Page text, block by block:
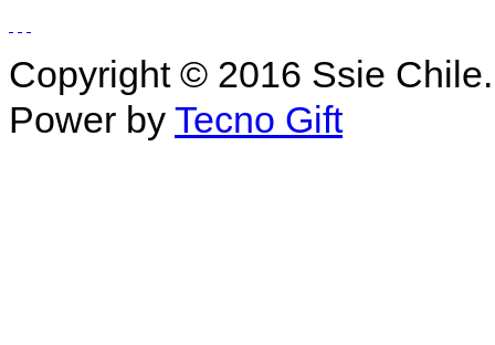
Copyright © 2016 Ssie Chile.
Power by Tecno Gift